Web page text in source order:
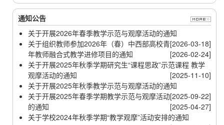
通知公告
关于开展2026年春季教学示范与观摩活动的通知
[2026-03-18]
关于组织教师参加2026年（春）中西部高校青
年教师融合式教学进修项目的通知
[2026-02-24]
关于开展2025年秋季学期研究生“课程思政”示范课程 教学
观摩活动的通知
[2025-11-10]
关于开展2025年秋季教学示范与观摩活动的通知
[2025-09-22]
关于开展2025年春季学期教学示范与观摩活动
的通知
[2025-04-27]
关于学校2024年秋季学期“教学观摩”活动安排的通知